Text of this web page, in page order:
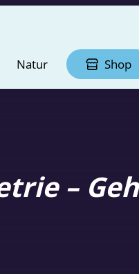
Natur Shop
–